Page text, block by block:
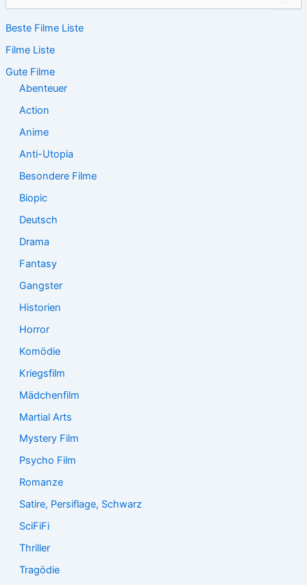
h
n
n
Beste Filme Liste
Filme Liste
Gute Filme
Abenteuer
Action
Anime
Anti-Utopia
Besondere Filme
Biopic
Deutsch
Drama
Fantasy
Gangster
Historien
Horror
Komödie
Kriegsfilm
Mädchenfilm
Martial Arts
Mystery Film
Psycho Film
Romanze
Satire, Persiflage, Schwarz
SciFiFi
Thriller
Tragödie